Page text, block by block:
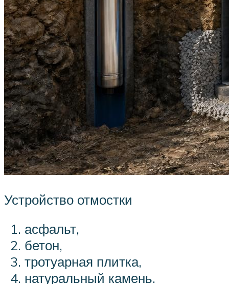
Устройство отмостки
асфальт,
бетон,
тротуарная плитка,
натуральный камень.